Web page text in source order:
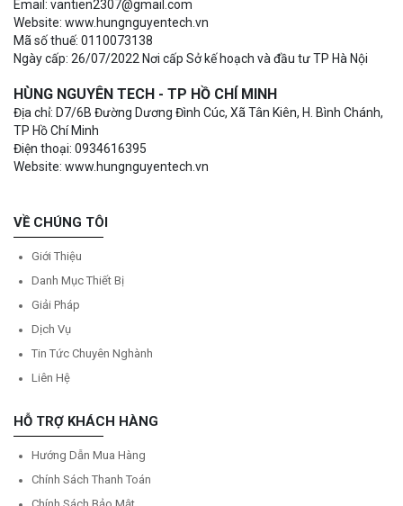
Email: vantien2307@gmail.com
Website: www.hungnguyentech.vn
Mã số thuế: 0110073138
Ngày cấp: 26/07/2022 Nơi cấp Sở kế hoạch và đầu tư TP Hà Nội
HÙNG NGUYÊN TECH - TP HỒ CHÍ MINH
Địa chỉ: D7/6B Đường Dương Đình Cúc, Xã Tân Kiên, H. Bình Chánh,
TP Hồ Chí Minh
Điện thoại: 0934616395
Website: www.hungnguyentech.vn
VỀ CHÚNG TÔI
Giới Thiệu
Danh Mục Thiết Bị
Giải Pháp
Dịch Vụ
Tin Tức Chuyên Nghành
Liên Hệ
HỖ TRỢ KHÁCH HÀNG
Hướng Dẫn Mua Hàng
Chính Sách Thanh Toán